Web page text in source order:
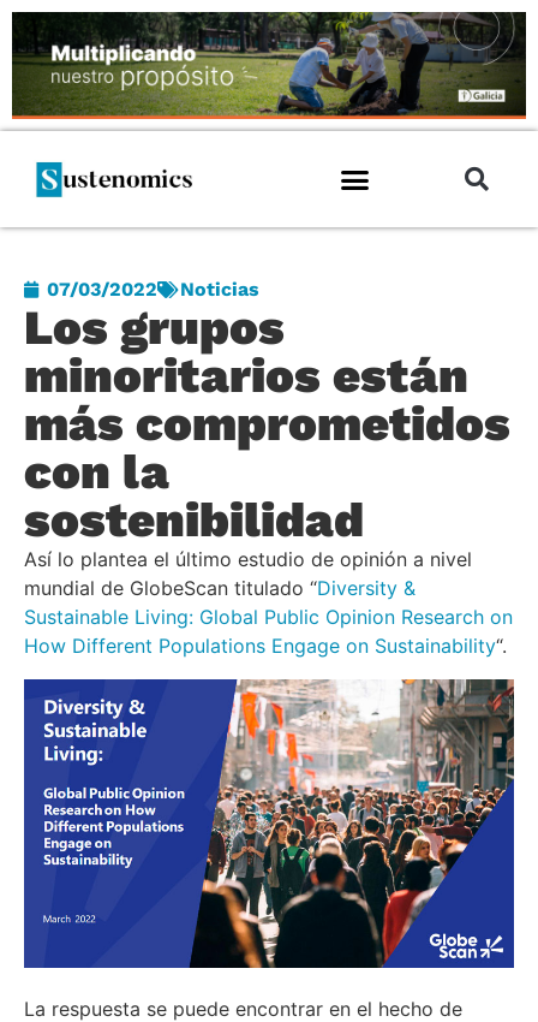
07/03/2022 Noticias
Los grupos
minoritarios están
más comprometidos
con la
sostenibilidad
Así lo plantea el último estudio de opinión a nivel
mundial de GlobeScan titulado “Diversity &
Sustainable Living: Global Public Opinion Research on
How Different Populations Engage on Sustainability“.
La respuesta se puede encontrar en el hecho de